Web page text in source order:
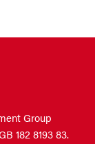
Group
182 8193 83.